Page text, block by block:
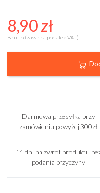
8,90 zł
Brutto (zawiera podatek VAT)
Darmowa przesyłka przy
zamówieniu powyżej 300zł
14 dni na zwrot produktu
podania przyczyny